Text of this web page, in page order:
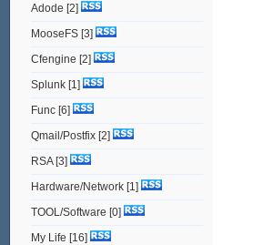
Adode [2]
MooseFS[3]
Cfengine [2]
Splunk[1]
Func[6]
Qmail/Postfix[2]
RSA[3]
Hardware/Network[1]
TOOL/Software [0]
My Life [16]